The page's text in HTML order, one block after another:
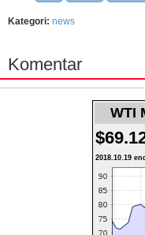
Kategori: news
Komentar
WTI
2018.10.19